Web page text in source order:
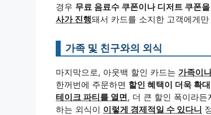
경우 무료 음료수 쿠폰이나 디저트 쿠폰
사가 진행돼서 카드를 소지한 고객에게
가족 및 친구와의 외식
마지막으로, 아웃백 할인 카드는 가족이
한꺼번에 주문하면 할인 혜택이 더욱 확대
테이크 파티를 열면, 더 큰 할인 폭이라
하는 외식이 이렇게 경제적일 수 있다니